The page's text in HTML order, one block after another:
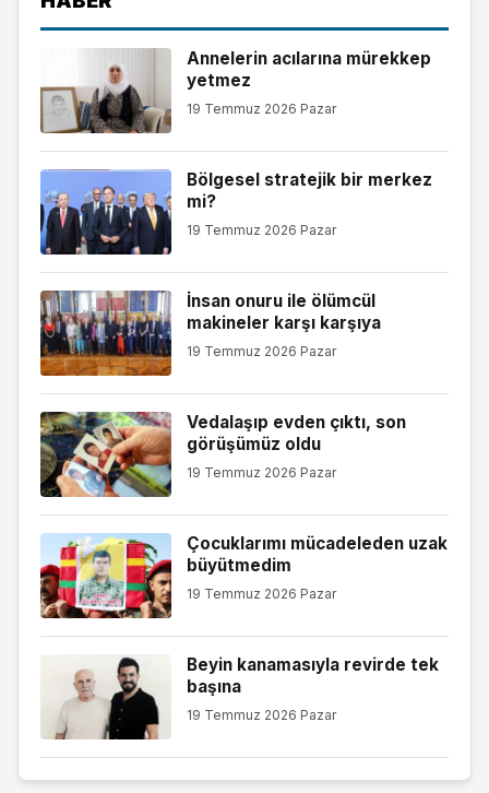
Annelerin acılarına mürekkep
yetmez
19 Temmuz 2026 Pazar
Bölgesel stratejik bir merkez
mi?
19 Temmuz 2026 Pazar
İnsan onuru ile ölümcül
makineler karşı karşıya
19 Temmuz 2026 Pazar
Vedalaşıp evden çıktı, son
görüşümüz oldu
19 Temmuz 2026 Pazar
Çocuklarımı mücadeleden uzak
büyütmedim
19 Temmuz 2026 Pazar
Beyin kanamasıyla revirde tek
başına
19 Temmuz 2026 Pazar